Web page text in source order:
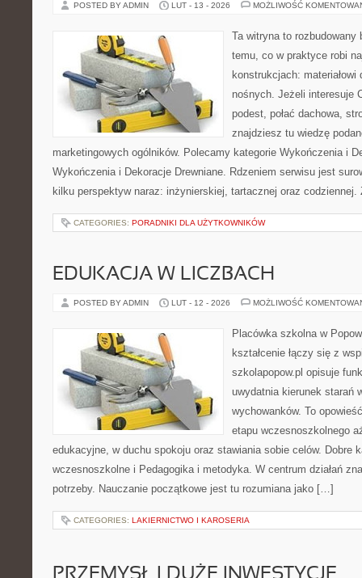
POSTED BY ADMIN LUT - 13 - 2026 MOŻLIWOŚĆ
Ta witryna to rozbudowany
temu, co w praktyce robi
konstrukcjach:
nośnych. Jeżeli interesuje
podest, połać dachowa,
znajdziesz tu wiedzę
marketingowych ogólników. Polecamy kategorie Wykończenia i
Wykończenia i Dekoracje Drewniane. Rdzeniem serwisu jest
kilku perspektyw naraz: inżynierskiej, tartacznej oraz
CATEGORIES: PORADNIKI DLA UŻYTKOWNIKÓW
EDUKACJA W LICZBACH
POSTED BY ADMIN LUT - 12 - 2026 MOŻLIWOŚĆ
Placówka szkolna w
kształcenie łączy się z
szkolapopow.pl opisuje
uwydatnia kierunek starań
wychowanków. To
etapu wczesnoszkolnego
edukacyjne, w duchu spokoju oraz stawiania sobie celów. Dobre
wczesnoszkolne i Pedagogika i metodyka. W centrum działań
potrzeby. Nauczanie początkowe jest tu rozumiana jako […]
CATEGORIES: LAKIERNICTWO I KAROSERIA